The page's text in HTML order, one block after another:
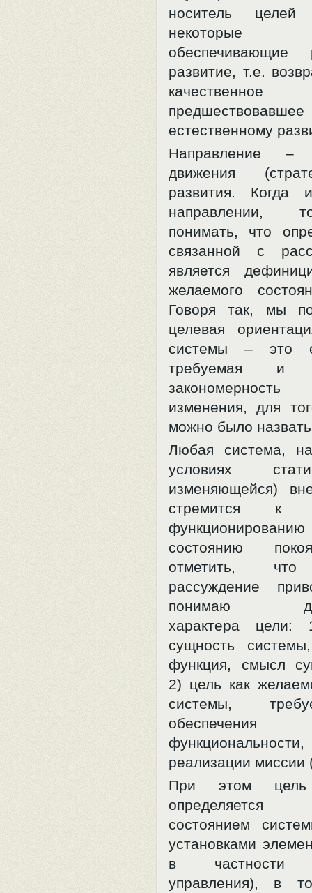
носитель
некоторые
обеспечивающие
развитие, т.е.
качественное
предшествовавшее
естественному
Направление –
движения
развития. Когда
направлении,
понимать, что
связанной с
является
желаемого
Говоря так, мы
целевая
системы – это
требуемая и
закономерность
изменения, для
можно было
Любая система,
условиях
изменяющейся)
стремится к
состоянию
отметить, что
рассуждение
понимаю
характера цели:
сущность
функция, смысл
2) цель как
системы,
реализации миссии
При этом
состоянием
установками
в частности
управления), в